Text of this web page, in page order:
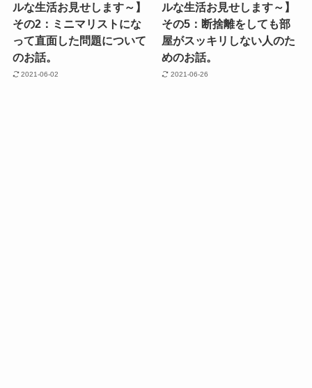
ルな生活お見せします～】
その2：ミニマリストにな
って直面した問題について
のお話。
2021-06-02
ルな生活お見せします～】
その5：断捨離をしても部
屋がスッキリしない人のた
めのお話。
2021-06-26